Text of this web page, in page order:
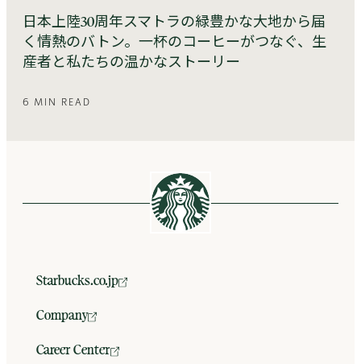
日本上陸30周年スマトラの緑豊かな大地から届
く情熱のバトン。一杯のコーヒーがつなぐ、生
産者と私たちの温かなストーリー
6 MIN READ
Starbucks.co.jp
Company
Career Center